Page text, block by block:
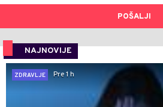
POŠALJI
NAJNOVIJE
ZDRAVLJE
Pre 1 h